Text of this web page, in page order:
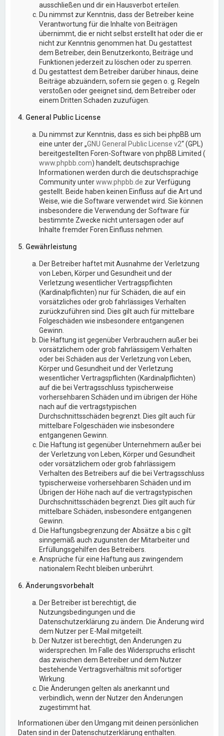
ausschließen und dir ein Hausverbot erteilen.
Du nimmst zur Kenntnis, dass der Betreiber keine
Verantwortung für die Inhalte von Beiträgen
übernimmt, die er nicht selbst erstellt hat oder die er
nicht zur Kenntnis genommen hat. Du gestattest
dem Betreiber, dein Benutzerkonto, Beiträge und
Funktionen jederzeit zu löschen oder zu sperren.
Du gestattest dem Betreiber darüber hinaus, deine
Beiträge abzuändern, sofern sie gegen o. g. Regeln
verstoßen oder geeignet sind, dem Betreiber oder
einem Dritten Schaden zuzufügen.
4. General Public License
Du nimmst zur Kenntnis, dass es sich bei phpBB um
eine unter der „GNU General Public License v2“ (GPL)
bereitgestellten Foren-Software von phpBB Limited (
www.phpbb.com) handelt; deutschsprachige
Informationen werden durch die deutschsprachige
Community unterwww.phpbb.de zur Verfügung
gestellt. Beide haben keinen Einfluss auf die Art und
Weise, wie die Software verwendet wird. Sie können
insbesondere die Verwendung der Software für
bestimmte Zwecke nicht untersagen oder auf
Inhalte fremder Foren Einfluss nehmen.
5. Gewährleistung
Der Betreiber haftet mit Ausnahme der Verletzung
von Leben, Körper und Gesundheit und der
Verletzung wesentlicher Vertragspflichten
(Kardinalpflichten) nur für Schäden, die auf ein
vorsätzliches oder grob fahrlässiges Verhalten
zurückzuführen sind. Dies gilt auch für mittelbare
Folgeschäden wie insbesondere entgangenen
Gewinn.
Die Haftung ist gegenüber Verbrauchern außer bei
vorsätzlichem oder grob fahrlässigem Verhalten
oder bei Schäden aus der Verletzung von Leben,
Körper und Gesundheit und der Verletzung
wesentlicher Vertragspflichten (Kardinalpflichten)
auf die bei Vertragsschluss typischerweise
vorhersehbaren Schäden und im übrigen der Höhe
nach auf die vertragstypischen
Durchschnittsschäden begrenzt. Dies gilt auch für
mittelbare Folgeschäden wie insbesondere
entgangenen Gewinn.
Die Haftung ist gegenüber Unternehmern außer bei
der Verletzung von Leben, Körper und Gesundheit
oder vorsätzlichem oder grob fahrlässigem
Verhalten des Betreibers auf die bei Vertragsschluss
typischerweise vorhersehbaren Schäden und im
Übrigen der Höhe nach auf die vertragstypischen
Durchschnittsschäden begrenzt. Dies gilt auch für
mittelbare Schäden, insbesondere entgangenen
Gewinn.
Die Haftungsbegrenzung der Absätze a bis c gilt
sinngemäß auch zugunsten der Mitarbeiter und
Erfüllungsgehilfen des Betreibers.
Ansprüche für eine Haftung aus zwingendem
nationalem Recht bleiben unberührt.
6. Änderungsvorbehalt
Der Betreiber ist berechtigt, die
Nutzungsbedingungen und die
Datenschutzerklärung zu ändern. Die Änderung wird
dem Nutzer per E-Mail mitgeteilt.
Der Nutzer ist berechtigt, den Änderungen zu
widersprechen. Im Falle des Widerspruchs erlischt
das zwischen dem Betreiber und dem Nutzer
bestehende Vertragsverhältnis mit sofortiger
Wirkung.
Die Änderungen gelten als anerkannt und
verbindlich, wenn der Nutzer den Änderungen
zugestimmt hat.
Informationen über den Umgang mit deinen persönlichen
Daten sind in der Datenschutzerklärung enthalten.